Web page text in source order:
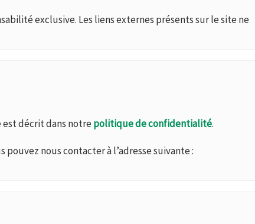
exclusive. Les liens externes présents sur le site ne
est décrit dans notrepolitique de confidentialité.
nous contacter à l’adresse suivante :